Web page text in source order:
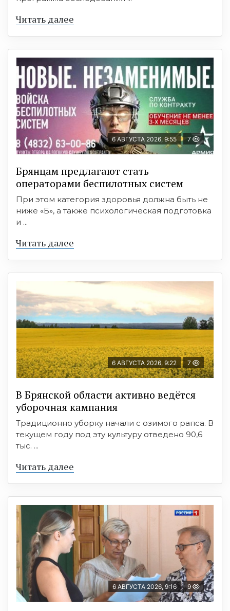
Читать далее
6 АВГУСТА 2026, 9:55 7
Брянцам предлагают стать
оперaторами бeспилотных систeм
При этом категория здоровья должна быть не
ниже «Б», а также психологическая подготовка
и ...
Читать далее
6 АВГУСТА 2026, 9:22 7
В Брянской области активно ведётся
уборочная кампания
Традиционно уборку начали с озимого рапса. В
текущем году под эту культуру отведено 90,6
тыс. ...
Читать далее
6 АВГУСТА 2026, 9:16 9